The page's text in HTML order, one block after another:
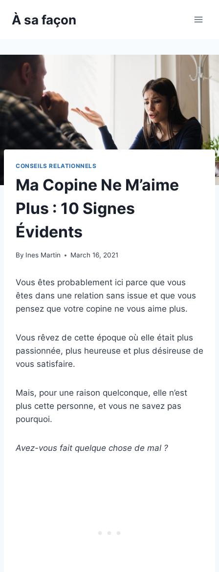
À sa façon
CONSEILS RELATIONNELS
Ma Copine Ne M’aime
Plus : 10 Signes
Évidents
By Ines Martin March 16, 2021
Vous êtes probablement ici parce que vous
êtes dans une relation sans issue et que vous
pensez que votre copine ne vous aime plus.
Vous rêvez de cette époque où elle était plus
passionnée, plus heureuse et plus désireuse de
vous satisfaire.
Mais, pour une raison quelconque, elle n’est
plus cette personne, et vous ne savez pas
pourquoi.
Avez-vous fait quelque chose de mal ?